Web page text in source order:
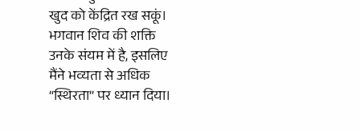
खुद को केंद्रित रख सकूं।
भगवान शिव की शक्ति
उनके संयम में है, इसलिए
मैंने भव्यता से अधिक
“स्थिरता” पर ध्यान दिया।